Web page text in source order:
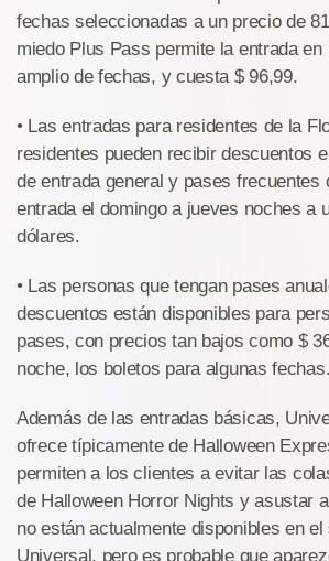
fechas seleccionadas a un precio de
miedo Plus Pass permite la entrada en
amplio de fechas, y cuesta $ 96,99.
• Las entradas para residentes de la
residentes pueden recibir descuentos
de entrada general y pases frecuentes
entrada el domingo a jueves noches a
dólares.
• Las personas que tengan pases
descuentos están disponibles para
pases, con precios tan bajos como $
noche, los boletos para algunas fechas.
Además de las entradas básicas,
ofrece típicamente de Halloween
permiten a los clientes a evitar las
de Halloween Horror Nights y asustar
no están actualmente disponibles en
Universal, pero es probable que